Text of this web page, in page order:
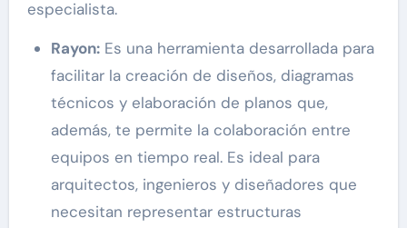
especialista.
Rayon:Es una herramienta desarrollada para
facilitar la creación de diseños, diagramas
técnicos y elaboración de planos que,
además, te permite la colaboración entre
equipos en tiempo real. Es ideal para
arquitectos, ingenieros y diseñadores que
necesitan representar estructuras